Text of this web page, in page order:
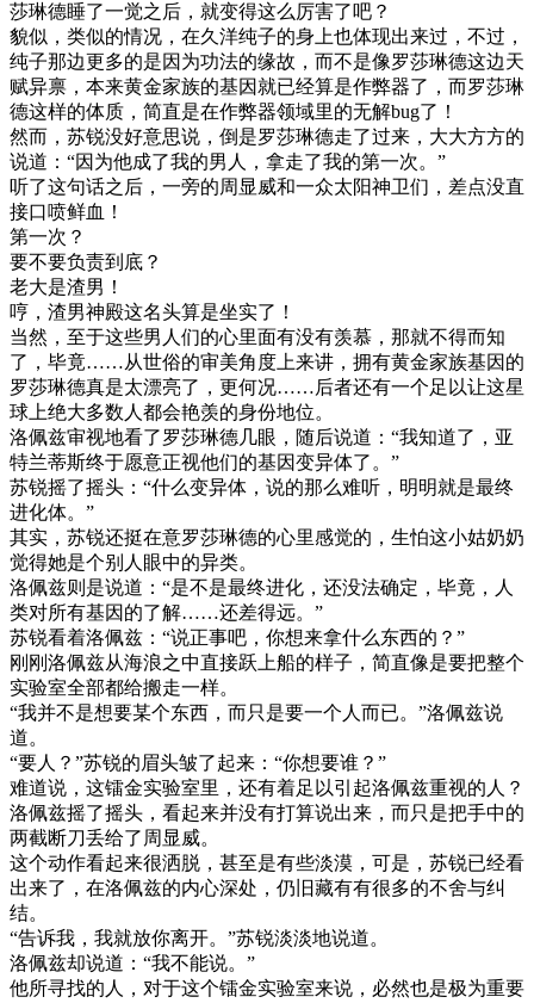
莎琳德睡了一觉之后，就变得这么厉害了吧？
貌似，类似的情况，在久洋纯子的身上也体现出来过，不过，
纯子那边更多的是因为功法的缘故，而不是像罗莎琳德这边天
赋异禀，本来黄金家族的基因就已经算是作弊器了，而罗莎琳
德这样的体质，简直是在作弊器领域里的无解bug了！
然而，苏锐没好意思说，倒是罗莎琳德走了过来，大大方方的
说道：“因为他成了我的男人，拿走了我的第一次。”
听了这句话之后，一旁的周显威和一众太阳神卫们，差点没直
接口喷鲜血！
第一次？
要不要负责到底？
老大是渣男！
哼，渣男神殿这名头算是坐实了！
当然，至于这些男人们的心里面有没有羡慕，那就不得而知
了，毕竟……从世俗的审美角度上来讲，拥有黄金家族基因的
罗莎琳德真是太漂亮了，更何况……后者还有一个足以让这星
球上绝大多数人都会艳羡的身份地位。
洛佩兹审视地看了罗莎琳德几眼，随后说道：“我知道了，亚
特兰蒂斯终于愿意正视他们的基因变异体了。”
苏锐摇了摇头：“什么变异体，说的那么难听，明明就是最终
进化体。”
其实，苏锐还挺在意罗莎琳德的心里感觉的，生怕这小姑奶奶
觉得她是个别人眼中的异类。
洛佩兹则是说道：“是不是最终进化，还没法确定，毕竟，人
类对所有基因的了解……还差得远。”
苏锐看着洛佩兹：“说正事吧，你想来拿什么东西的？”
刚刚洛佩兹从海浪之中直接跃上船的样子，简直像是要把整个
实验室全部都给搬走一样。
“我并不是想要某个东西，而只是要一个人而已。”洛佩兹说
道。
“要人？”苏锐的眉头皱了起来：“你想要谁？”
难道说，这镭金实验室里，还有着足以引起洛佩兹重视的人？
洛佩兹摇了摇头，看起来并没有打算说出来，而只是把手中的
两截断刀丢给了周显威。
这个动作看起来很洒脱，甚至是有些淡漠，可是，苏锐已经看
出来了，在洛佩兹的内心深处，仍旧藏有有很多的不舍与纠
结。
“告诉我，我就放你离开。”苏锐淡淡地说道。
洛佩兹却说道：“我不能说。”
他所寻找的人，对于这个镭金实验室来说，必然也是极为重要